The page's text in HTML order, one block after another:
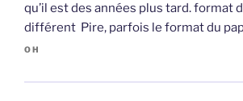
qu’il est des années plus tard. format
différent Pire, parfois le format du
OH